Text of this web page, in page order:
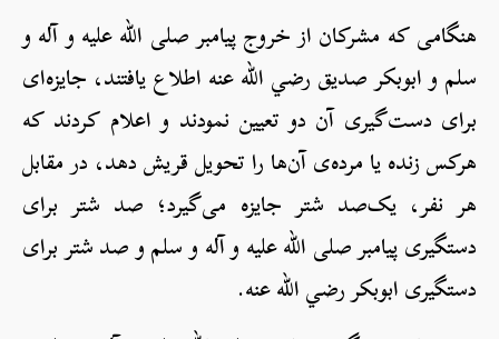
هنگامی که مشرکان از خروج پیامبر صلی الله علیه و آله و
سلم و ابوبکر صدیق رضي الله عنه اطلاع یافتند، جایزه‌ای
برای دست‌گیری آن دو تعیین نمودند و اعلام کردند که
هرکس زنده یا مرده‌ی آن‌ها را تحویل قریش دهد، در مقابل
هر نفر، یک‌صد شتر جایزه می‌گیرد؛ صد شتر برای
دستگیری پیامبر صلی الله علیه و آله و سلم و صد شتر برای
دستگیری ابوبکر رضي الله عنه.